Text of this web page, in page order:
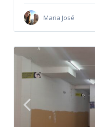
Maria José